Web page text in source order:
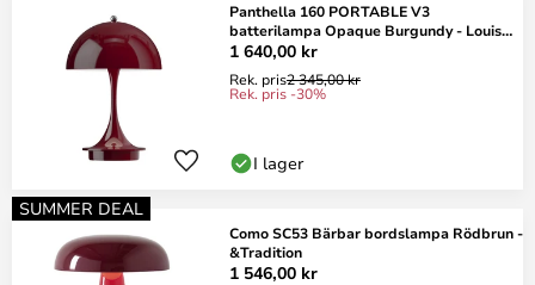
Panthella 160 PORTABLE V3
batterilampa Opaque Burgundy - Louis
Poulsen
1 640,00 kr
Rek. pris2 345,00 kr
Rek. pris -30%
I lager
SUMMER DEAL
Como SC53 Bärbar bordslampa Rödbrun -
&Tradition
1 546,00 kr